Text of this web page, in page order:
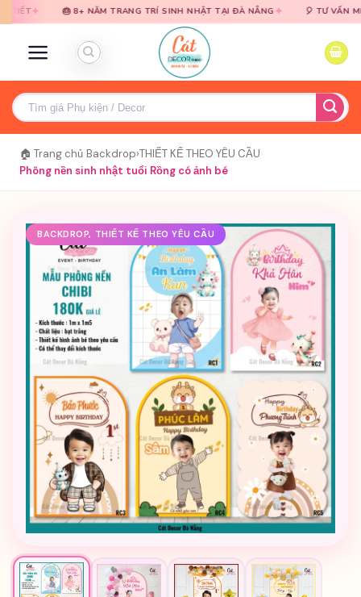
qua
qua
🎂 8+ NĂM TRANG TRÍ SINH NHẬT TẠI ĐÀ NẴNG✦ 🎈 TƯ VẤN MIỄN PHÍ ·
Tìm
kiếm:
🏠 Trang chủ Backdrop›THIẾT KẾ THEO YÊU CẦU
Phông nền sinh nhật tuổi Rồng có ảnh bé
BACKDROP, THIẾT KẾ THEO YÊU CẦU